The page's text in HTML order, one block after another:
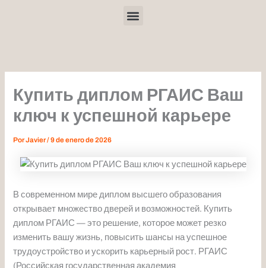
Menu
Купить диплом РГАИС Ваш
ключ к успешной карьере
PorJavier/9 de enero de 2026
В современном мире диплом высшего образования
открывает множество дверей и возможностей. Купить
диплом РГАИС — это решение, которое может резко
изменить вашу жизнь, повысить шансы на успешное
трудоустройство и ускорить карьерный рост. РГАИС
(Российская государственная академия